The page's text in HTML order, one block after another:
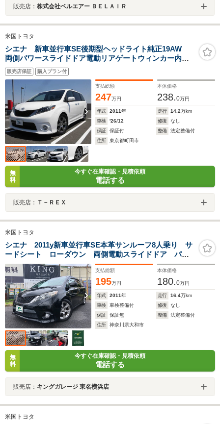
販売店： 株式会社ベルエアー ＢＥＬＡＩＲ
米国トヨタ
シエナ 新車並行車SE後期型ヘッドライト純正19AW
両側パワースライドドア電動リアゲートウィンカー内蔵
サイドミラーALPINE8インチナビ後席フリップダウンモ
ニターETCサイド・バックカメラ
販売店保証 購入プラン付
支払総額
247万円
本体価格
238.0万円
年式 2011年 走行 14.2万km
車検
'26/12 修復
なし
保証
保証付 整備
法定整備付
住所
東京都町田市
無
料
今すぐ在庫確認・見積依頼
電話する
販売店： Ｔ－ＲＥＸ
米国トヨタ
シエナ 2011y新車並行車SE本革サンルーフ8人乗り サ
ードシート ローダウン 両側電動スライドドア パワ
ーバックドア 純正19インチアルミ LEDヘッド&フォグ
&テール 外ナビ 後席フリップダウンモニター バック
モニター キーレス ETC
支払総額
195万円
本体価格
180.0万円
年式 2011年 走行 16.4万km
車検
車検整備付 修復
なし
保証
保証無 整備
法定整備付
住所
神奈川県大和市
無
料
今すぐ在庫確認・見積依頼
電話する
販売店： キングガレージ 東名横浜店
米国トヨタ